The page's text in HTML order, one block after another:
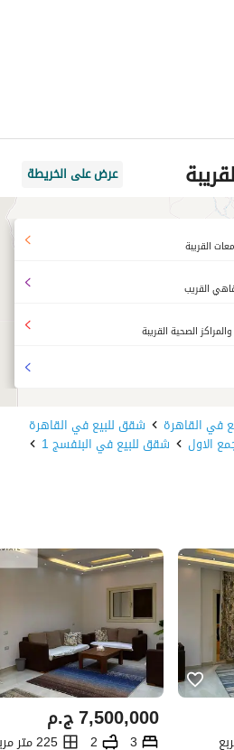
عرض على الخريطة
القريبة
القريب
الصحية القريبة
في القاهرة شقق للبيع في القاهرة
الاول شقق للبيع في البنفسج 1
ج.م7,500,000
3
2 225 متر مربع